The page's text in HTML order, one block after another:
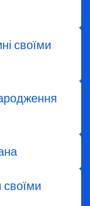
своїми
своїми